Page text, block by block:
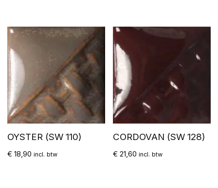
OYSTER (SW 110)
€ 18,90 incl. btw
CORDOVAN (SW 128)
€ 21,60 incl. btw